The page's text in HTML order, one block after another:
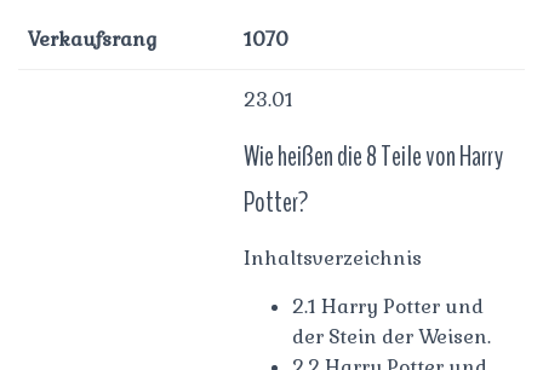
Verkaufsrang 1070
23.01
Wie heißen die 8 Teile von Harry
Potter?
Inhaltsverzeichnis
2.1 Harry Potter und
der Stein der Weisen.